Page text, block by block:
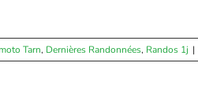
Tarn, Dernières Randonnées, Randos 1j |